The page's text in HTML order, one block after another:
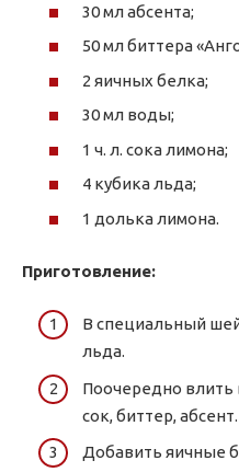
30 мл абсента;
50 мл биттера
2 яичных белка;
30 мл воды;
1 ч. л. сока лимона;
4 кубика льда;
1 долька лимона.
Приготовление:
В специальный
льда.
Поочередно влить
сок, биттер, абсент.
Добавить яичные